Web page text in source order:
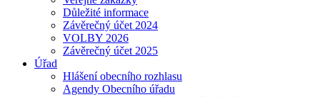
Důležité informace
Závěrečný účet 2024
VOLBY 2026
Závěrečný účet 2025
Úřad
Hlášení obecního rozhlasu
Agendy Obecního úřadu